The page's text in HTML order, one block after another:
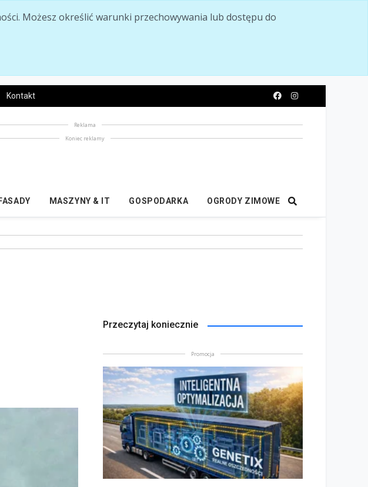
Możesz określić warunki przechowywania lub dostępu do
Kontakt
Reklama
Koniec reklamy
MASZYNY & IT GOSPODARKA OGRODY ZIMOWE
Przeczytaj koniecznie
Promocja